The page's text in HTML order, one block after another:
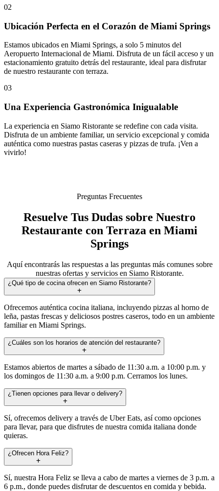
02
Ubicación Perfecta en el Corazón de Miami Springs
Estamos ubicados en Miami Springs, a solo 5 minutos del
Aeropuerto Internacional de Miami. Disfruta de un fácil acceso y un
estacionamiento gratuito detrás del restaurante, ideal para disfrutar
de nuestro restaurante con terraza.
03
Una Experiencia Gastronómica Inigualable
La experiencia en Siamo Ristorante se redefine con cada visita.
Disfruta de un ambiente familiar, un servicio excepcional y comida
auténtica como nuestras pastas caseras y pizzas de trufa. ¡Ven a
vivirlo!
Preguntas Frecuentes
Resuelve Tus Dudas sobre Nuestro
Restaurante con Terraza en Miami
Springs
Aquí encontrarás las respuestas a las preguntas más comunes sobre
nuestras ofertas y servicios en Siamo Ristorante.
¿Qué tipo de cocina ofrecen en Siamo Ristorante?
Ofrecemos auténtica cocina italiana, incluyendo pizzas al horno de
leña, pastas frescas y deliciosos postres caseros, todo en un ambiente
familiar en Miami Springs.
¿Cuáles son los horarios de atención del restaurante?
Estamos abiertos de martes a sábado de 11:30 a.m. a 10:00 p.m. y
los domingos de 11:30 a.m. a 9:00 p.m. Cerramos los lunes.
¿Tienen opciones para llevar o delivery?
Sí, ofrecemos delivery a través de Uber Eats, así como opciones
para llevar, para que disfrutes de nuestra comida italiana donde
quieras.
¿Ofrecen Hora Feliz?
Sí, nuestra Hora Feliz se lleva a cabo de martes a viernes de 3 p.m. a
6 p.m., donde puedes disfrutar de descuentos en comida y bebida.